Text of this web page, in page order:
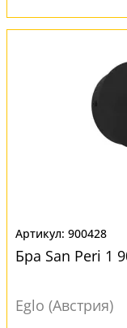
900428
Бра San Peri 1
Eglo (Австрия)